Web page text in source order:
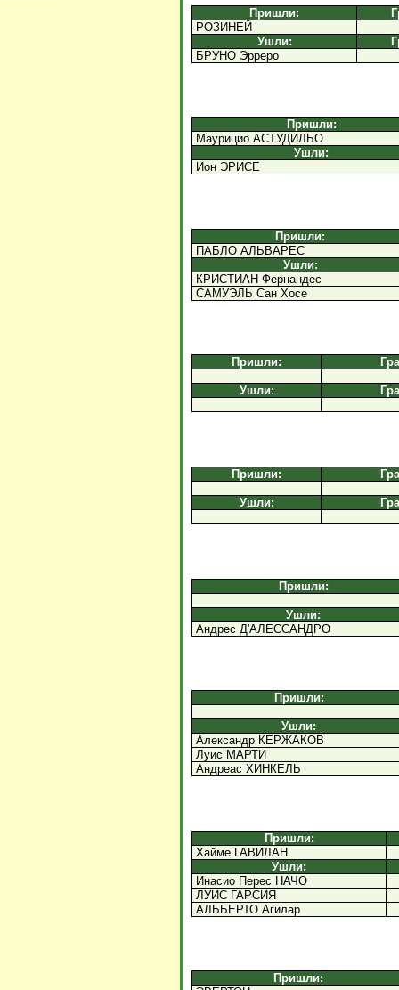
Пришли:
РОЗИНЕЙ
Ушли:
БРУНО Эрреро
Пришли:
Маурицио АСТУДИЛЬО
Ушли:
Ион ЭРИСЕ
Пришли:
ПАБЛО АЛЬВАРЕС
Ушли:
КРИСТИАН Фернандес
САМУЭЛЬ Сан Хосе
Пришли:
Ушли:
Пришли:
Ушли:
Пришли:
Ушли:
Андрес Д'АЛЕССАНДРО
Пришли:
Ушли:
Александр КЕРЖАКОВ
Луис МАРТИ
Андреас ХИНКЕЛЬ
Пришли:
Хайме ГАВИЛАН
Ушли:
Инасио Перес НАЧО
ЛУИС ГАРСИЯ
АЛЬБЕРТО Агилар
Пришли: